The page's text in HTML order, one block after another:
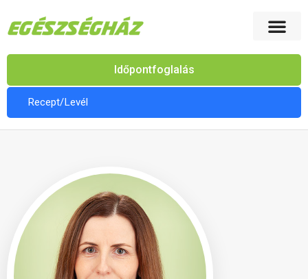
Időpontfoglalás
Recept/Levél